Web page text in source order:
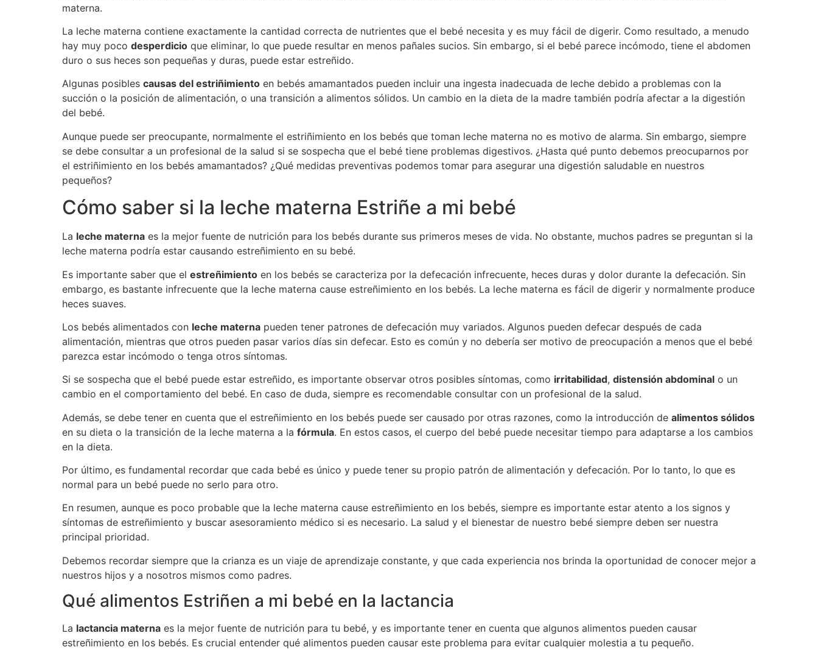
materna.
La leche materna contiene exactamente la cantidad correcta de nutrientes que el bebé necesita y es muy fácil de digerir. Como resultado, a menudo
hay muy poco desperdicio que eliminar, lo que puede resultar en menos pañales sucios. Sin embargo, si el bebé parece incómodo, tiene el abdomen
duro o sus heces son pequeñas y duras, puede estar estreñido.
Algunas posibles causas del estriñimiento en bebés amamantados pueden incluir una ingesta inadecuada de leche debido a problemas con la
succión o la posición de alimentación, o una transición a alimentos sólidos. Un cambio en la dieta de la madre también podría afectar a la digestión
del bebé.
Aunque puede ser preocupante, normalmente el estriñimiento en los bebés que toman leche materna no es motivo de alarma. Sin embargo, siempre
se debe consultar a un profesional de la salud si se sospecha que el bebé tiene problemas digestivos. ¿Hasta qué punto debemos preocuparnos por
el estriñimiento en los bebés amamantados? ¿Qué medidas preventivas podemos tomar para asegurar una digestión saludable en nuestros
pequeños?
Cómo saber si la leche materna Estriñe a mi bebé
La leche materna es la mejor fuente de nutrición para los bebés durante sus primeros meses de vida. No obstante, muchos padres se preguntan si la
leche materna podría estar causando estreñimiento en su bebé.
Es importante saber que el estreñimiento en los bebés se caracteriza por la defecación infrecuente, heces duras y dolor durante la defecación. Sin
embargo, es bastante infrecuente que la leche materna cause estreñimiento en los bebés. La leche materna es fácil de digerir y normalmente produce
heces suaves.
Los bebés alimentados con leche materna pueden tener patrones de defecación muy variados. Algunos pueden defecar después de cada
alimentación, mientras que otros pueden pasar varios días sin defecar. Esto es común y no debería ser motivo de preocupación a menos que el bebé
parezca estar incómodo o tenga otros síntomas.
Si se sospecha que el bebé puede estar estreñido, es importante observar otros posibles síntomas, como irritabilidad, distensión abdominal o un
cambio en el comportamiento del bebé. En caso de duda, siempre es recomendable consultar con un profesional de la salud.
Además, se debe tener en cuenta que el estreñimiento en los bebés puede ser causado por otras razones, como la introducción de alimentos sólidos
en su dieta o la transición de la leche materna a la fórmula. En estos casos, el cuerpo del bebé puede necesitar tiempo para adaptarse a los cambios
en la dieta.
Por último, es fundamental recordar que cada bebé es único y puede tener su propio patrón de alimentación y defecación. Por lo tanto, lo que es
normal para un bebé puede no serlo para otro.
En resumen, aunque es poco probable que la leche materna cause estreñimiento en los bebés, siempre es importante estar atento a los signos y
síntomas de estreñimiento y buscar asesoramiento médico si es necesario. La salud y el bienestar de nuestro bebé siempre deben ser nuestra
principal prioridad.
Debemos recordar siempre que la crianza es un viaje de aprendizaje constante, y que cada experiencia nos brinda la oportunidad de conocer mejor a
nuestros hijos y a nosotros mismos como padres.
Qué alimentos Estriñen a mi bebé en la lactancia
La lactancia materna es la mejor fuente de nutrición para tu bebé, y es importante tener en cuenta que algunos alimentos pueden causar
estreñimiento en los bebés. Es crucial entender qué alimentos pueden causar este problema para evitar cualquier molestia a tu pequeño.